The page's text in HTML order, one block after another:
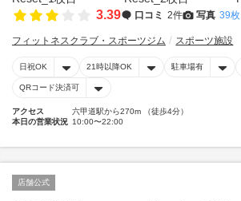
3.39 口コミ 2件 写真 39枚
フィットネスクラブ・スポーツジム スポーツ施設
日祝OK 21時以降OK 駐車場有
QRコード決済可
アクセス
六甲道駅から270m （徒歩4分）
本日の営業状況 10:00〜22:00
店舗公式